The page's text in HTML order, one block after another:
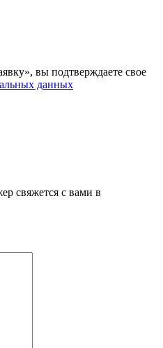
вы подтверждаете свое
данных
свяжется с вами в